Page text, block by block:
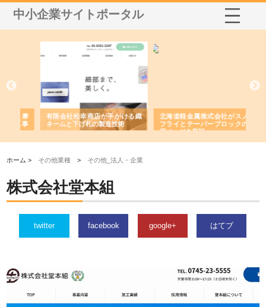
中小企業サイトポータル
有限会社松幸商店が手がける織
ネームと下げ札の製造技術
北海道軽金属株式会社がスノー
フライとテーパーブロックの専
用ページを新設
ホーム > その他業種 > その他_法人・企業
株式会社堂本組
twitter facebook google+ はてブ